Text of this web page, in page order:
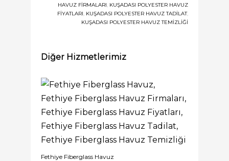
HAVUZ FIRMALARI, KUŞADASI POLYESTER HAVUZ
FIYATLARI, KUŞADASI POLYESTER HAVUZ TADILAT,
KUŞADASI POLYESTER HAVUZ TEMIZLIĞI
Diğer Hizmetlerimiz
Fethiye Fiberglass Havuz